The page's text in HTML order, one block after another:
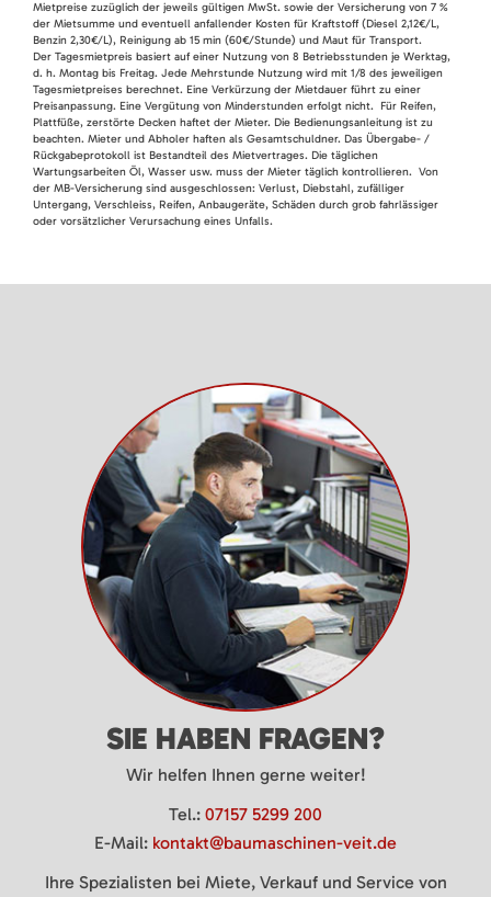
Mietpreise zuzüglich der jeweils gültigen MwSt. sowie der Versicherung von 7 %
der Mietsumme und eventuell anfallender Kosten für Kraftstoff (Diesel 2,12€/L,
Benzin 2,30€/L), Reinigung ab 15 min (60€/Stunde) und Maut für Transport.
Der Tagesmietpreis basiert auf einer Nutzung von 8 Betriebsstunden je Werktag,
d. h. Montag bis Freitag. Jede Mehrstunde Nutzung wird mit 1/8 des jeweiligen
Tagesmietpreises berechnet. Eine Verkürzung der Mietdauer führt zu einer
Preisanpassung. Eine Vergütung von Minderstunden erfolgt nicht. Für Reifen,
Plattfüße, zerstörte Decken haftet der Mieter. Die Bedienungsanleitung ist zu
beachten. Mieter und Abholer haften als Gesamtschuldner. Das Übergabe- /
Rückgabeprotokoll ist Bestandteil des Mietvertrages. Die täglichen
Wartungsarbeiten Öl, Wasser usw. muss der Mieter täglich kontrollieren. Von
der MB-Versicherung sind ausgeschlossen: Verlust, Diebstahl, zufälliger
Untergang, Verschleiss, Reifen, Anbaugeräte, Schäden durch grob fahrlässiger
oder vorsätzlicher Verursachung eines Unfalls.
SIE HABEN FRAGEN?
Wir helfen Ihnen gerne weiter!
Tel.: 07157 5299 200
E-Mail: kontakt@baumaschinen-veit.de
Ihre Spezialisten bei Miete, Verkauf und Service von